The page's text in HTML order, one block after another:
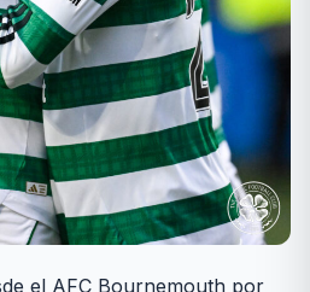
el AFC Bournemouth por